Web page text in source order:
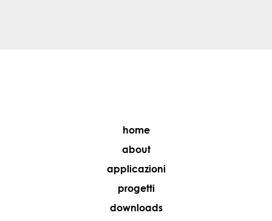
home
about
applicazioni
progetti
downloads